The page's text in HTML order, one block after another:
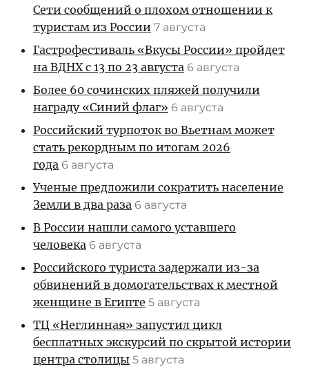
Сети сообщений о плохом отношении к
туристам из России 7 августа
Гастрофестиваль «Вкусы России» пройдет
на ВДНХ с 13 по 23 августа 6 августа
Более 60 сочинских пляжей получили
награду «Синий флаг» 6 августа
Российский турпоток во Вьетнам может
стать рекордным по итогам 2026
года 6 августа
Ученые предложили сократить население
Земли в два раза 6 августа
В России нашли самого уставшего
человека 6 августа
Российского туриста задержали из-за
обвинений в домогательствах к местной
женщине в Египте 5 августа
ТЦ «Неглинная» запустил цикл
бесплатных экскурсий по скрытой истории
центра столицы 5 августа